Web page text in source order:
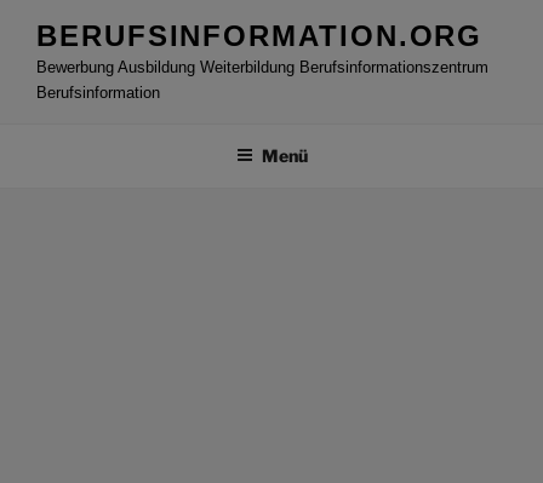
Inhalt
springen
BERUFSINFORMATION.ORG
Bewerbung Ausbildung Weiterbildung Berufsinformationszentrum
Berufsinformation
Menü